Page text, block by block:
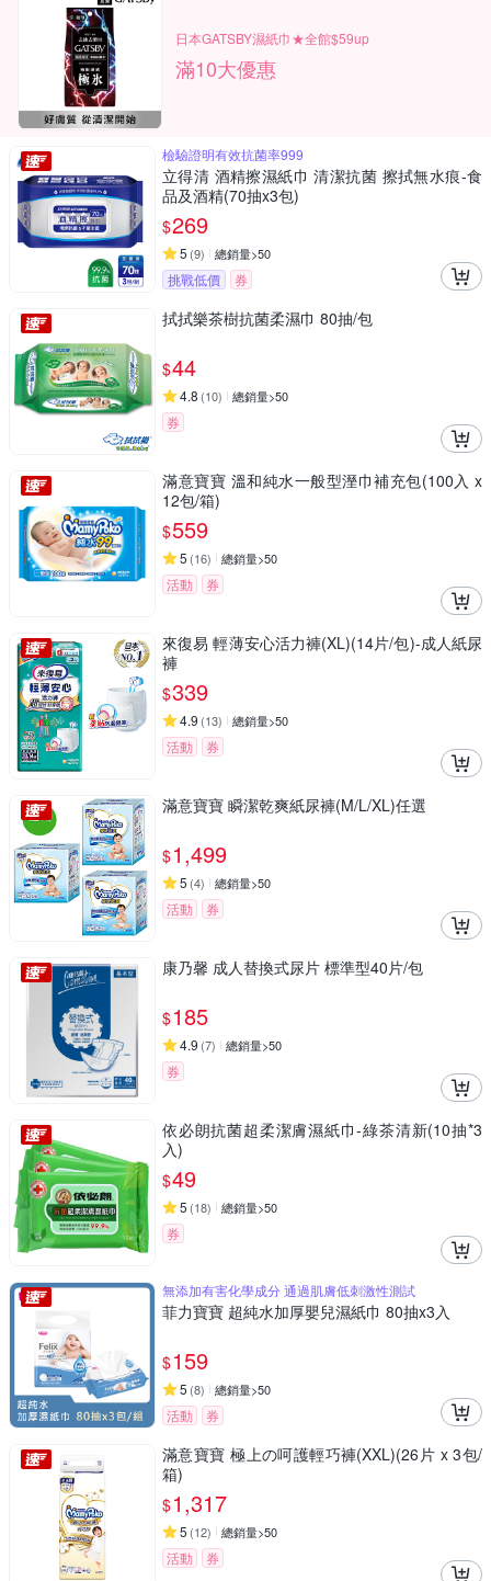
日本GATSBY濕紙巾★全館$59up
滿10大優惠
檢驗證明有效抗菌率999
立得清 酒精擦濕紙巾 清潔抗菌 擦拭無水痕-食
品及酒精(70抽x3包)
$269
5 (9) 總銷量>50
挑戰低價 券
拭拭樂茶樹抗菌柔濕巾 80抽/包
$44
4.8 (10) 總銷量>50
券
滿意寶寶 溫和純水一般型溼巾補充包(100入 x
12包/箱)
$559
5 (16) 總銷量>50
活動 券
來復易 輕薄安心活力褲(XL)(14片/包)-成人紙尿
褲
$339
4.9 (13) 總銷量>50
活動 券
滿意寶寶 瞬潔乾爽紙尿褲(M/L/XL)任選
$1,499
5 (4) 總銷量>50
活動 券
康乃馨 成人替換式尿片 標準型40片/包
$185
4.9 (7) 總銷量>50
券
依必朗抗菌超柔潔膚濕紙巾-綠茶清新(10抽*3
入)
$49
5 (18) 總銷量>50
券
無添加有害化學成分 通過肌膚低刺激性測試
菲力寶寶 超純水加厚嬰兒濕紙巾 80抽x3入
$159
5 (8) 總銷量>50
活動 券
滿意寶寶 極上の呵護輕巧褲(XXL)(26片 x 3包/
箱)
$1,317
5 (12) 總銷量>50
活動 券